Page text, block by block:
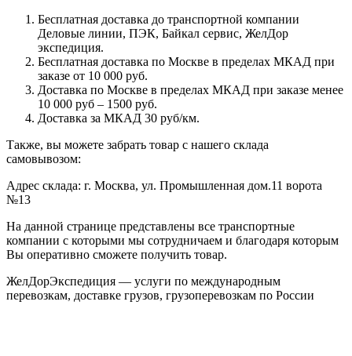
Бесплатная доставка до транспортной компании
Деловые линии, ПЭК, Байкал сервис, ЖелДор
экспедиция.
Бесплатная доставка по Москве в пределах МКАД при
заказе от 10 000 руб.
Доставка по Москве в пределах МКАД при заказе менее
10 000 руб – 1500 руб.
Доставка за МКАД 30 руб/км.
Также, вы можете забрать товар с нашего склада
самовывозом:
Адрес склада: г. Москва, ул. Промышленная дом.11 ворота
№13
На данной странице представлены все транспортные
компании с которыми мы сотрудничаем и благодаря которым
Вы оперативно сможете получить товар.
ЖелДорЭкспедиция — услуги по международным
перевозкам, доставке грузов, грузоперевозкам по России